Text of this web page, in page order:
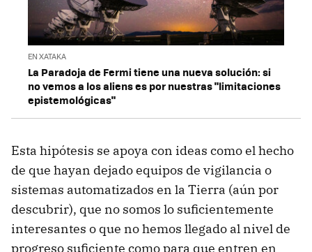
EN XATAKA
La Paradoja de Fermi tiene una nueva solución: si
no vemos a los aliens es por nuestras "limitaciones
epistemológicas"
Esta hipótesis se apoya con ideas como el hecho
de que hayan dejado equipos de vigilancia o
sistemas automatizados en la Tierra (aún por
descubrir), que no somos lo suficientemente
interesantes o que no hemos llegado al nivel de
progreso suficiente como para que entren en